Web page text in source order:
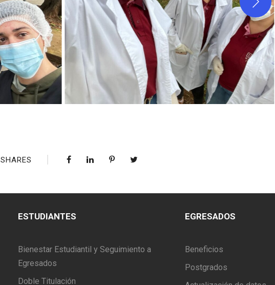
SHARES
ESTUDIANTES
Bienestar Estudiantil y Seguimiento a
Egresados
Doble Titulación
EGRESADOS
Beneficios
Postgrados